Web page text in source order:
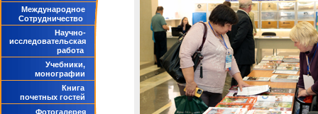
Международное
Сотрудничество
Научно-
исследовательская
работа
Учебники,
монографии
Книга
почетных гостей
Фотогалерея